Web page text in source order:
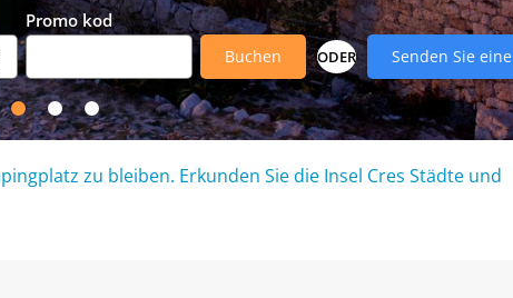
Promo kod
Buchen ODER Senden Sie
zu bleiben. Erkunden Sie die Insel Cres Städte und